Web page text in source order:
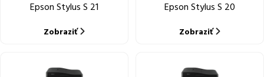
Epson Stylus S 21
Zobraziť
Epson Stylus S 20
Zobraziť